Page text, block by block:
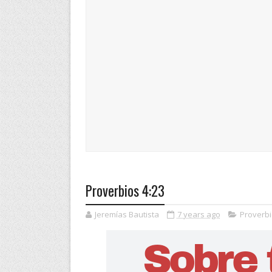
Proverbios 4:23
Jeremías Bautista 7 years ago